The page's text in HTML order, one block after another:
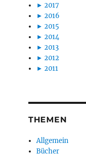
►2017
►2016
►2015
►2014
►2013
►2012
►2011
THEMEN
Allgemein
Bücher